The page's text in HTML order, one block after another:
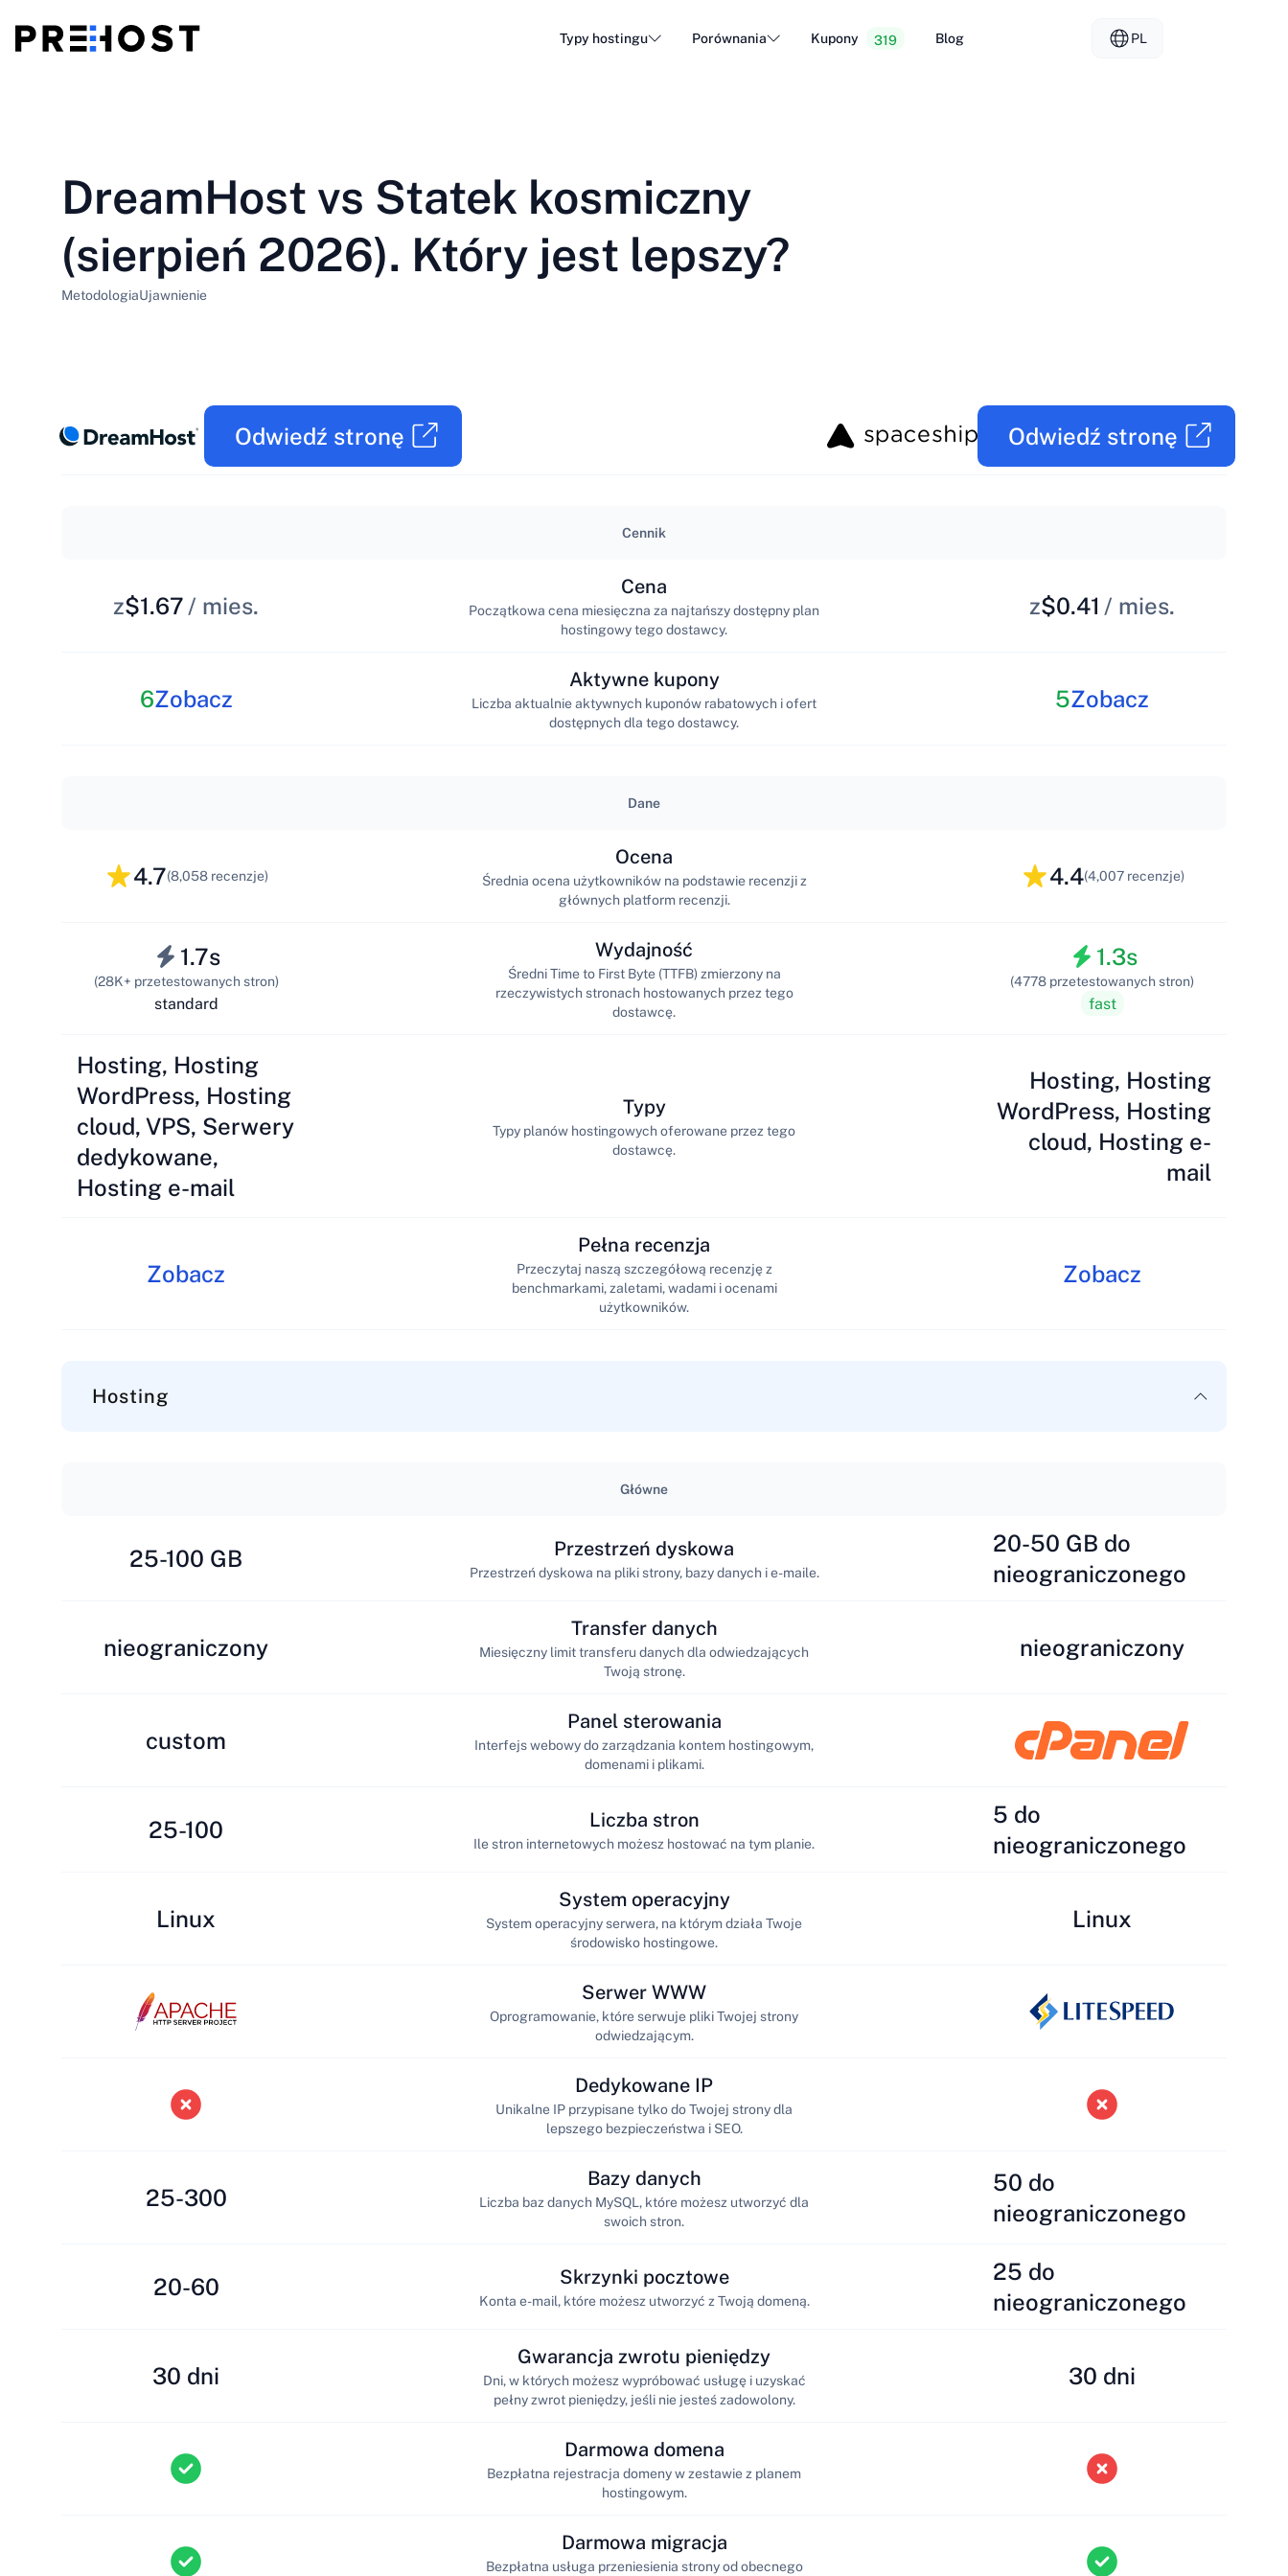
Typy hostingu Porównania Kupony 319 Blog PL
ES - Español
LT - Lietuvių LV - Latviešu NL - Nederlands NO - Norsk bokmål
DreamHost vs Statek kosmiczny
(sierpień 2026). Który jest lepszy?
MetodologiaUjawnienie
Odwiedź stronę Odwiedź stronę
Cennik
z$1.67 / mies.
Cena
Początkowa cena miesięczna za najtańszy dostępny plan
hostingowy tego dostawcy.
z$0.41 / mies.
6Zobacz
Aktywne kupony
Liczba aktualnie aktywnych kuponów rabatowych i ofert
dostępnych dla tego dostawcy.
5Zobacz
Dane
4.7(8,058 recenzje)
Ocena
Średnia ocena użytkowników na podstawie recenzji z
głównych platform recenzji.
4.4(4,007 recenzje)
1.7s
(28K+ przetestowanych stron)
standard
Wydajność
Średni Time to First Byte (TTFB) zmierzony na
rzeczywistych stronach hostowanych przez tego
dostawcę.
1.3s
(4778 przetestowanych stron)
fast
Hosting, Hosting
WordPress, Hosting
cloud, VPS, Serwery
dedykowane,
Hosting e-mail
Typy
Typy planów hostingowych oferowane przez tego
dostawcę.
Hosting, Hosting
WordPress, Hosting
cloud, Hosting e-
mail
Zobacz
Pełna recenzja
Przeczytaj naszą szczegółową recenzję z
benchmarkami, zaletami, wadami i ocenami
użytkowników.
Zobacz
Hosting
Główne
25-100 GB Przestrzeń dyskowa
Przestrzeń dyskowa na pliki strony, bazy danych i e-maile.
20-50 GB do
nieograniczonego
nieograniczony
Transfer danych
Miesięczny limit transferu danych dla odwiedzających
Twoją stronę.
nieograniczony
custom
Panel sterowania
Interfejs webowy do zarządzania kontem hostingowym,
domenami i plikami.
25-100 Liczba stron
Ile stron internetowych możesz hostować na tym planie.
5 do
nieograniczonego
Linux
System operacyjny
System operacyjny serwera, na którym działa Twoje
środowisko hostingowe.
Linux
Serwer WWW
Oprogramowanie, które serwuje pliki Twojej strony
odwiedzającym.
Dedykowane IP
Unikalne IP przypisane tylko do Twojej strony dla
lepszego bezpieczeństwa i SEO.
25-300
Bazy danych
Liczba baz danych MySQL, które możesz utworzyć dla
swoich stron.
50 do
nieograniczonego
20-60 Skrzynki pocztowe
Konta e-mail, które możesz utworzyć z Twoją domeną.
25 do
nieograniczonego
30 dni
Gwarancja zwrotu pieniędzy
Dni, w których możesz wypróbować usługę i uzyskać
pełny zwrot pieniędzy, jeśli nie jesteś zadowolony.
30 dni
Darmowa domena
Bezpłatna rejestracja domeny w zestawie z planem
hostingowym.
Darmowa migracja
Bezpłatna usługa przeniesienia strony od obecnego